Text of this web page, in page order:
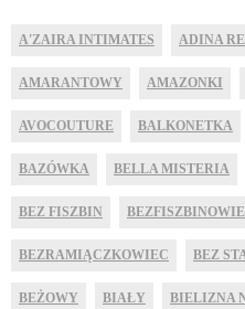
A'ZAIRA INTIMATES ADINA
AMARANTOWY AMAZONKI
AVOCOUTURE BALKONETKA
BAZÓWKA BELLA MISTERIA
BEZ FISZBIN
BEZRAMIĄCZKOWIEC BEZ
BEŻOWY BIAŁY BIELIZNA